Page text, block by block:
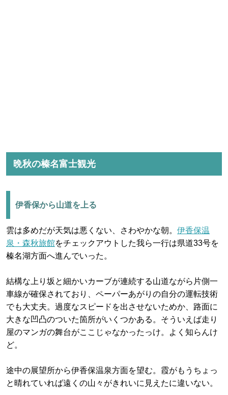
晩秋の榛名富士観光
伊香保から山道を上る
雲は多めだが天気は悪くない、さわやかな朝。 伊香保温
泉・森秋旅館をチェックアウトした我ら一行は県道33号を
榛名湖方面へ進んでいった。
結構な上り坂と細かいカーブが連続する山道ながら片側一
車線が確保されており、ペーパーあがりの自分の運転技術
でも大丈夫。過度なスピードを出させないためか、路面に
大きな凹凸のついた箇所がいくつかある。そういえば走り
屋のマンガの舞台がここじゃなかったっけ。よく知らんけ
ど。
途中の展望所から伊香保温泉方面を望む。霞がもうちょっ
と晴れていれば遠くの山々がきれいに見えたに違いない。